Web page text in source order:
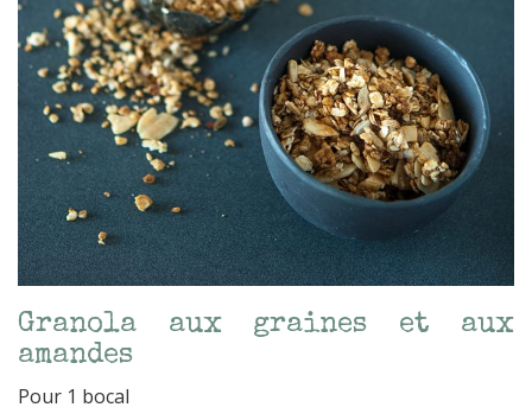
Granola aux graines et aux
amandes
Pour 1 bocal